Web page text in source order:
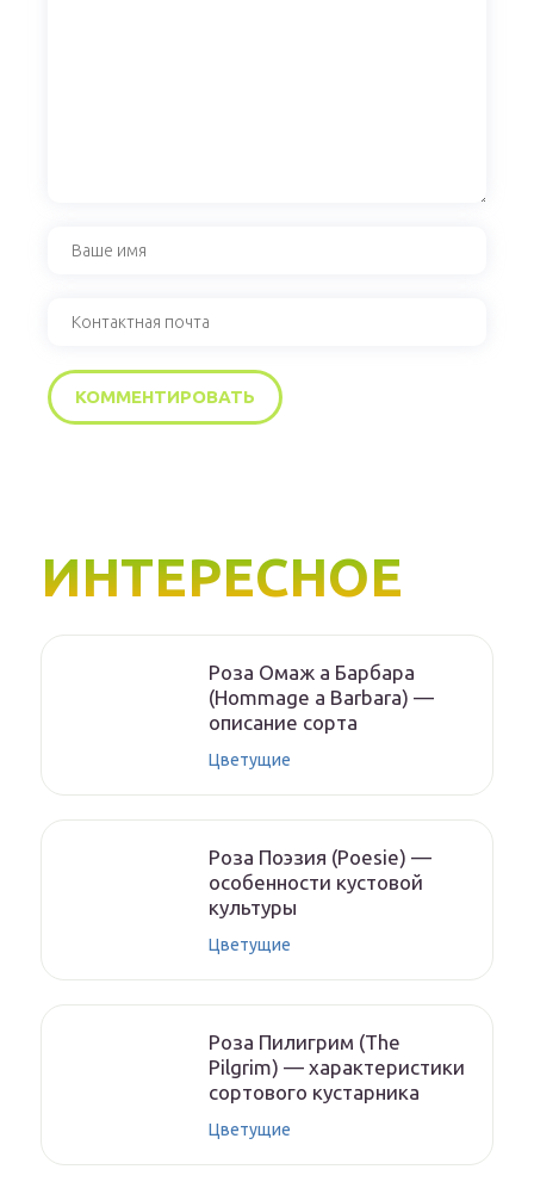
ИНТЕРЕСНОЕ
Роза Омаж а Барбара
(Hommage a Barbara) —
описание сорта
Цветущие
Роза Поэзия (Poesie) —
особенности кустовой
культуры
Цветущие
Роза Пилигрим (The
Pilgrim) — характеристики
сортового кустарника
Цветущие